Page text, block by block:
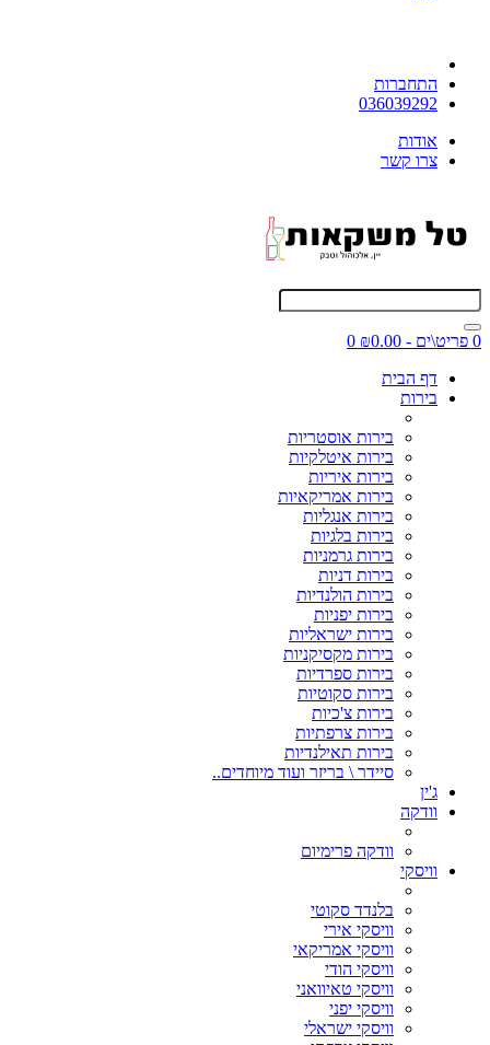
התחברות
036039292
אודות
צרו קשר
0 פריט\ים - ₪0.00
0
דף הבית
בירות
בירות אוסטריות
בירות איטלקיות
בירות איריות
בירות אמריקאיות
בירות אנגליות
בירות בלגיות
בירות גרמניות
בירות דניות
בירות הולנדיות
בירות יפניות
בירות ישראליות
בירות מקסיקניות
בירות ספרדיות
בירות סקוטיות
בירות צ'כיות
בירות צרפתיות
בירות תאילנדיות
סיידר \ בריזר ועוד מיוחדים..
ג'ין
וודקה
וודקה פרימיום
וויסקי
בלנדד סקוטי
וויסקי אירי
וויסקי אמריקאי
וויסקי הודי
וויסקי טאיוואני
וויסקי יפני
וויסקי ישראלי